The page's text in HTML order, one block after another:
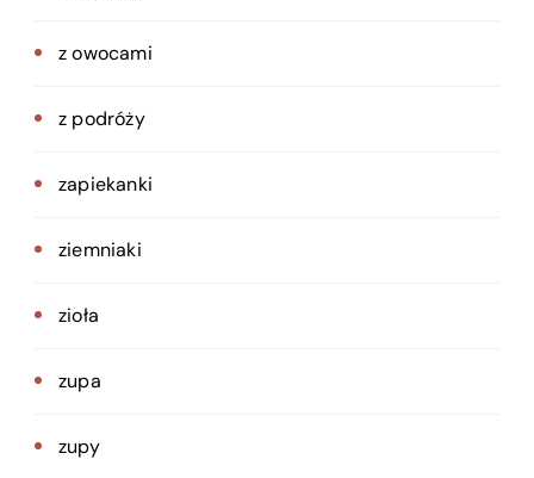
z owocami
z podróży
zapiekanki
ziemniaki
zioła
zupa
zupy